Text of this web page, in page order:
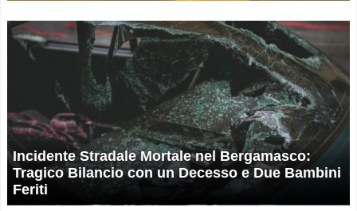
Incidente Stradale Mortale nel Bergamasco:
Tragico Bilancio con un Decesso e Due Bambini
Feriti